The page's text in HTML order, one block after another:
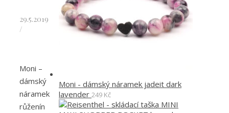
29.5.2019
/
Moni –
dámský
náramek
růženín
Moni - dámský náramek jadeit dark
lavender 249 Kč